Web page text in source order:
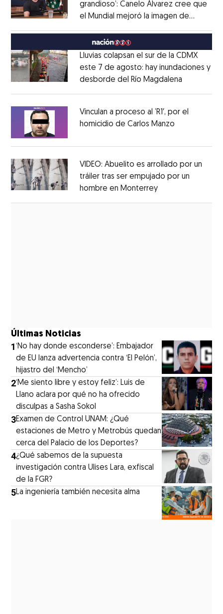
grandioso’: Canelo Álvarez cree que
el Mundial mejoró la imagen de
MéxicoOpens in new window
Lluvias colapsan el sur de la CDMX
este 7 de agosto: hay inundaciones y
desborde del Río Magdalena
Vinculan a proceso al ’R1′, por el
homicidio de Carlos Manzo
VIDEO: Abuelito es arrollado por un
tráiler tras ser empujado por un
hombre en MonterreyOpens in new
Últimas Noticias
1‘No hay donde esconderse’: Embajador
de EU lanza advertencia contra ‘El Pelón’,
hijastro del ‘Mencho’
2‘Me siento libre y estoy feliz’: Luis de
Llano aclara por qué no ha ofrecido
disculpas a Sasha Sokol
3Examen de Control UNAM: ¿Qué
estaciones de Metro y Metrobús quedan
cerca del Palacio de los Deportes?
4¿Qué sabemos de la supuesta
investigación contra Ulises Lara, exfiscal
de la FGR?
5La ingeniería también necesita alma